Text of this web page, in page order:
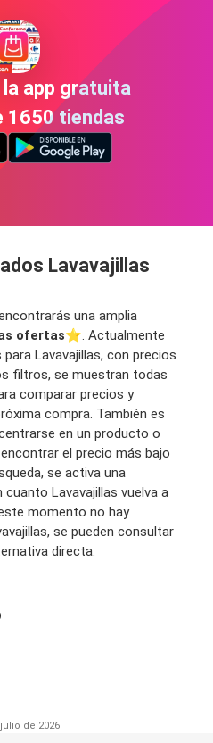
app gratuita
1650 tiendas
Lavavajillas
una amplia
ofertas⭐️. Actualmente
Lavavajillas, con precios
filtros, se muestran todas
comparar precios y
compra. También es
en un producto o
el precio más bajo
se activa una
Lavavajillas vuelva a
momento no hay
se pueden consultar
directa.
de 2026